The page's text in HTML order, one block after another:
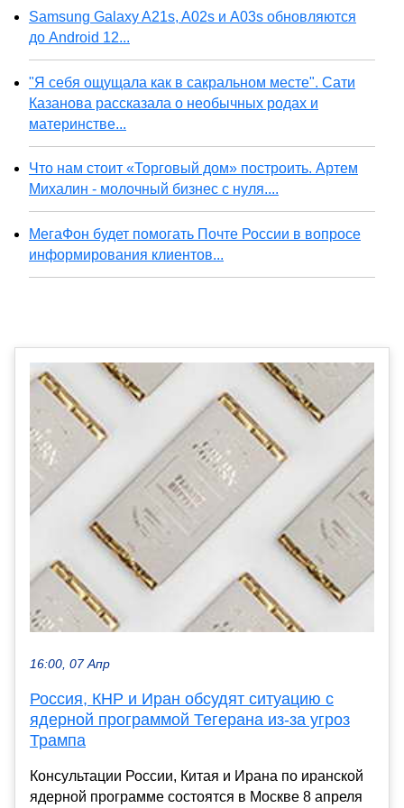
Samsung Galaxy A21s, A02s и A03s обновляются
до Android 12...
"Я себя ощущала как в сакральном месте". Сати
Казанова рассказала о необычных родах и
материнстве...
Что нам стоит «Торговый дом» построить. Артем
Михалин - молочный бизнес с нуля....
МегаФон будет помогать Почте России в вопросе
информирования клиентов...
16:00, 07 Апр
Россия, КНР и Иран обсудят ситуацию с
ядерной программой Тегерана из-за угроз
Трампа
Консультации России, Китая и Ирана по иранской
ядерной программе состоятся в Москве 8 апреля